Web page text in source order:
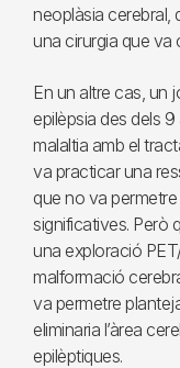
neoplàsia cerebral,
una cirurgia que va
En un altre cas, un
epilèpsia des dels
malaltia amb el
va practicar una
que no va
significatives. Però
una exploració
malformació
va permetre
eliminaria l’àrea
epilèptiques.